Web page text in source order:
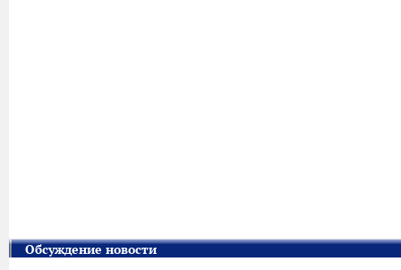
Обсуждение новости